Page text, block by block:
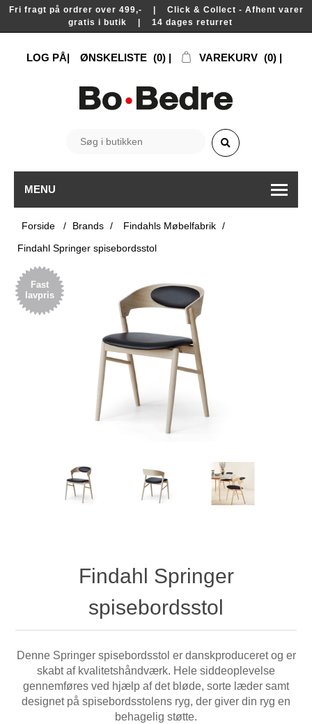
Fri fragt på ordrer over 499,- | Click & Collect - Afhent varer
gratis i butik | 14 dages returret
LOG PÅ ØNSKELISTE (0) VAREKURV (0)
MENU
Forside / Brands / Findahls Møbelfabrik /
Findahl Springer spisebordsstol
Fast
lavpris
Findahl Springer
spisebordsstol
Denne Springer spisebordsstol er danskproduceret og er
skabt af kvalitetshåndværk. Hele siddeoplevelse
gennemføres ved hjælp af det bløde, sorte læder samt
designet på spisebordsstolens ryg, der giver din ryg en
behagelig støtte.